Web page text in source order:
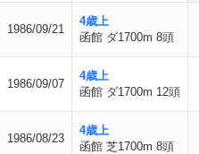
1986/09/21
4歳上
函館 ダ1700m 8頭
1986/09/07
4歳上
函館 ダ1700m 12頭
1986/08/23
4歳上
函館 芝1700m 8頭